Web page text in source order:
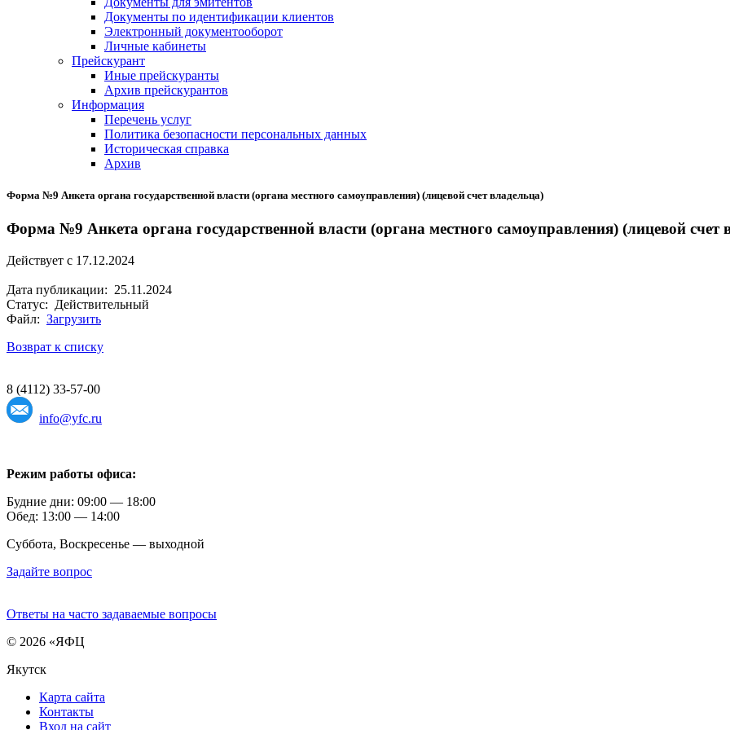
Документы по идентификации клиентов
Электронный документооборот
Личные кабинеты
Прейскурант
Иные прейскуранты
Архив прейскурантов
Информация
Перечень услуг
Политика безопасности персональных данных
Историческая справка
Архив
Форма №9 Анкета органа государственной власти (органа местного самоуправления) (лицевой счет владельца)
Форма №9 Анкета органа государственной власти (органа местного самоуправления) (лицевой счет
Действует с 17.12.2024
Дата публикации: 25.11.2024
Статус: Действительный
Файл: Загрузить
Возврат к списку
8 (4112) 33-57-00
info@yfc.ru
Режим работы офиса:
Будние дни: 09:00 — 18:00
Обед: 13:00 — 14:00
Суббота, Воскресенье — выходной
Задайте вопрос
Ответы на часто задаваемые вопросы
© 2026 «ЯФЦ
Якутск
Карта сайта
Контакты
Вход на сайт